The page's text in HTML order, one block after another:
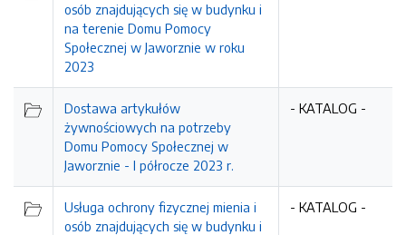
osób znajdujących się w budynku i
na terenie Domu Pomocy
Społecznej w Jaworznie w roku
2023
Dostawa artykułów
żywnościowych na potrzeby
Domu Pomocy Społecznej w
Jaworznie - I półrocze 2023 r.
- KATALOG -
Usługa ochrony fizycznej mienia i
osób znajdujących się w budynku i
- KATALOG -